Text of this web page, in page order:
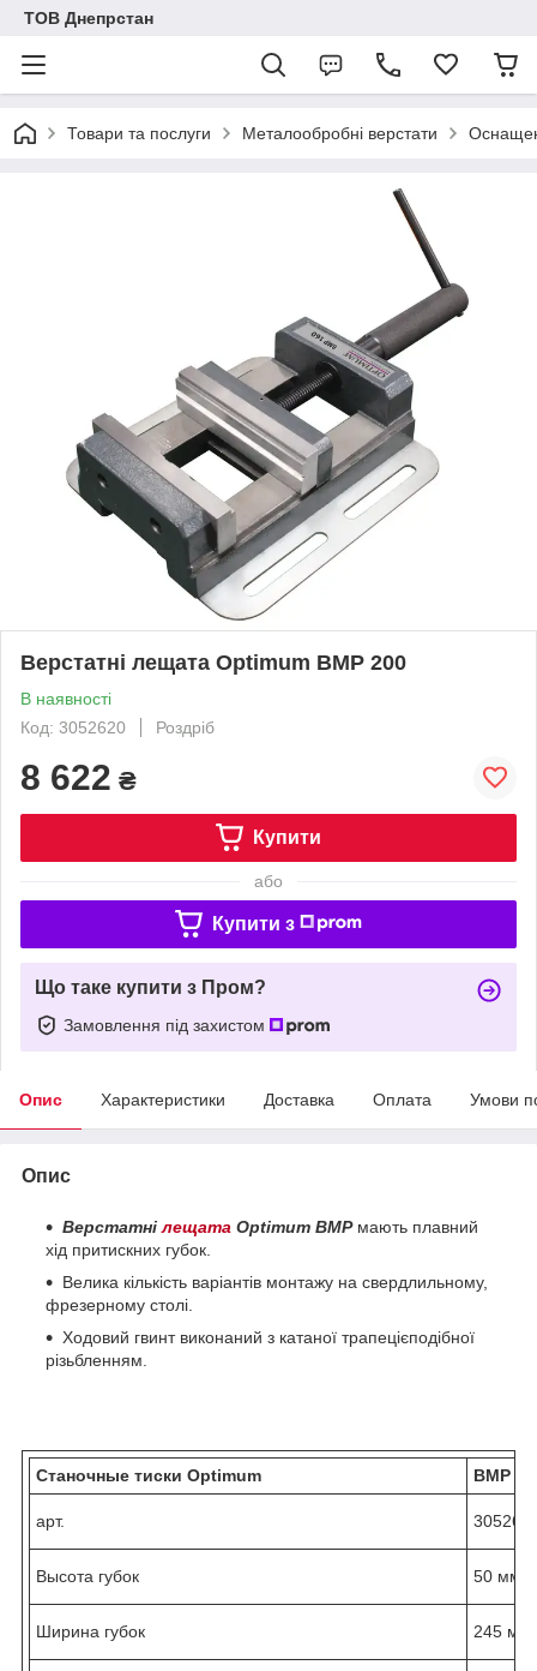
ТОВ Днепрстан
Товари та послуги Металообробні верстати
Верстатні лещата Optimum BMP 200
В наявності
Код: 3052620
Роздріб
8 622 ₴
Купити
або
Купити з
Що таке купити з Пром?
Замовлення під захистом
Опис Характеристики Доставка Оплата Умови
Опис
Верстатнілещата Optimum BMPмають плавний
хід притискних губок.
Велика кількість варіантів монтажу на свердлильному,
фрезерному столі.
Ходовий гвинт виконаний з катаної трапецієподібної
різьбленням.
Станочные тиски Optimum BMP
арт.
Высота губок 50 мм
Ширина губок 245 мм